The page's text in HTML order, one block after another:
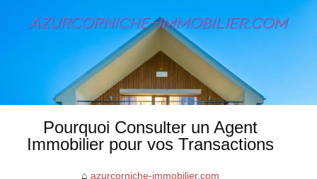
Pourquoi Consulter un Agent
Immobilier pour vos Transactions
azurcorniche-immobilier.com